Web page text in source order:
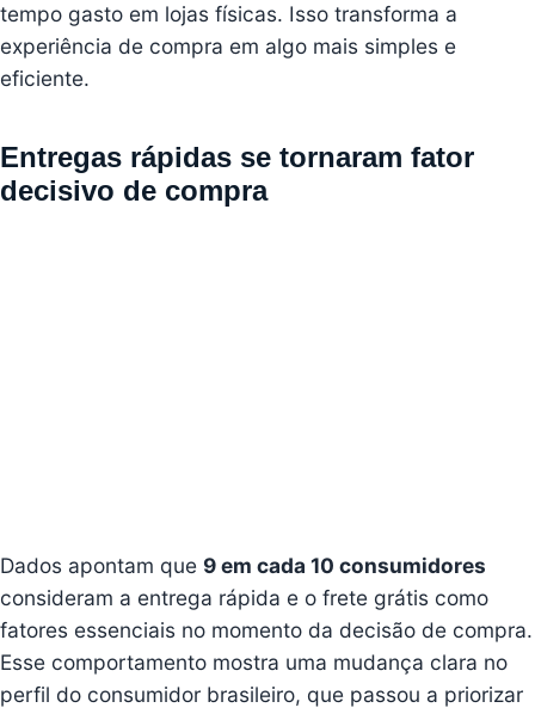
tempo gasto em lojas físicas. Isso transforma a
experiência de compra em algo mais simples e
eficiente.
Entregas rápidas se tornaram fator
decisivo de compra
Dados apontam que 9 em cada 10 consumidores
consideram a entrega rápida e o frete grátis como
fatores essenciais no momento da decisão de compra.
Esse comportamento mostra uma mudança clara no
perfil do consumidor brasileiro, que passou a priorizar